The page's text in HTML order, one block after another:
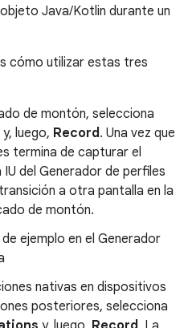
Java/Kotlin durante un
cómo utilizar estas tres
de montón, selecciona
y, luego, Record . Una vez que
termina de capturar el
del Generador de perfiles
a otra pantalla en la
de montón.
nativas en dispositivos
posteriores, selecciona